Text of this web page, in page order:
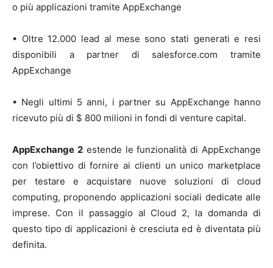
o più applicazioni tramite AppExchange
• Oltre 12.000 lead al mese sono stati generati e resi
disponibili a partner di salesforce.com tramite
AppExchange
• Negli ultimi 5 anni, i partner su AppExchange hanno
ricevuto più di $ 800 milioni in fondi di venture capital.
AppExchange 2estende le funzionalità di AppExchange
con l’obiettivo di fornire ai clienti un unico marketplace
per testare e acquistare nuove soluzioni di cloud
computing, proponendo applicazioni sociali dedicate alle
imprese. Con il passaggio al Cloud 2, la domanda di
questo tipo di applicazioni è cresciuta ed è diventata più
definita.